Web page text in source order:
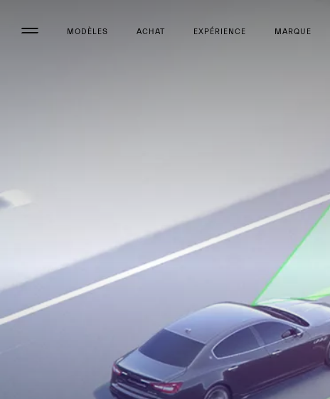
MODÈLES ACHAT EXPÉRIENCE MARQUE